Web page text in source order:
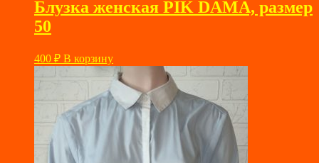
Блузка женская PIK DAMA, размер
50
400 ₽ В корзину